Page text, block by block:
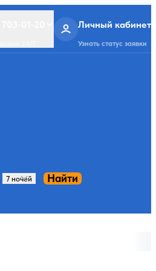
Личный кабинет
Узнать статус заявки
Найти